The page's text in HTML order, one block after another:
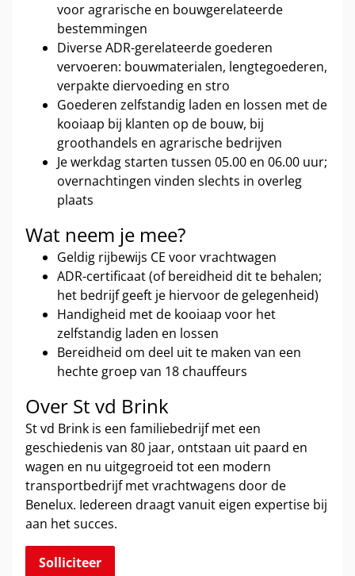
voor agrarische en bouwgerelateerde
bestemmingen
Diverse ADR-gerelateerde goederen
vervoeren: bouwmaterialen, lengtegoederen,
verpakte diervoeding en stro
Goederen zelfstandig laden en lossen met de
kooiaap bij klanten op de bouw, bij
groothandels en agrarische bedrijven
Je werkdag starten tussen 05.00 en 06.00 uur;
overnachtingen vinden slechts in overleg
plaats
Wat neem je mee?
Geldig rijbewijs CE voor vrachtwagen
ADR-certificaat (of bereidheid dit te behalen;
het bedrijf geeft je hiervoor de gelegenheid)
Handigheid met de kooiaap voor het
zelfstandig laden en lossen
Bereidheid om deel uit te maken van een
hechte groep van 18 chauffeurs
Over St vd Brink
St vd Brink is een familiebedrijf met een
geschiedenis van 80 jaar, ontstaan uit paard en
wagen en nu uitgegroeid tot een modern
transportbedrijf met vrachtwagens door de
Benelux. Iedereen draagt vanuit eigen expertise bij
aan het succes.
Solliciteer